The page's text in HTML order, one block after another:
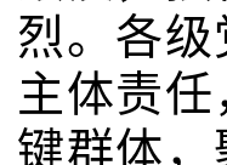
烈。各
主体责
键群体